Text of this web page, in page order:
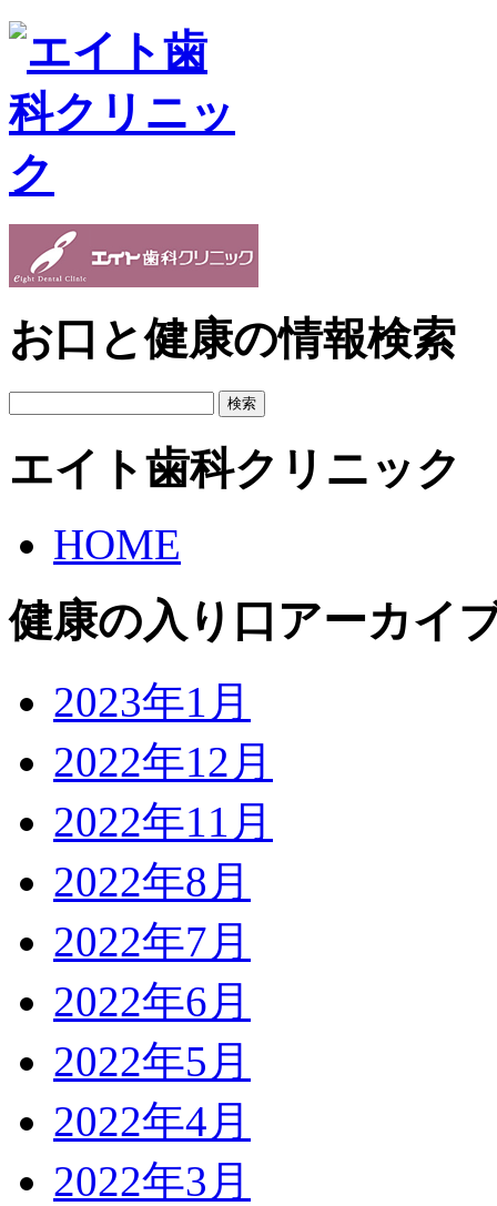
お口と健康の情報検索
エイト歯科クリニック
HOME
健康の入り口アーカイ
2023年1月
2022年12月
2022年11月
2022年8月
2022年7月
2022年6月
2022年5月
2022年4月
2022年3月